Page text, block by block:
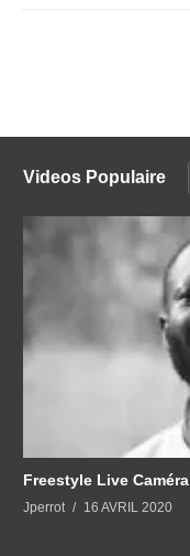
Videos Populaire
Freestyle Live Caméra
Jperrot 16 AVRIL 2020